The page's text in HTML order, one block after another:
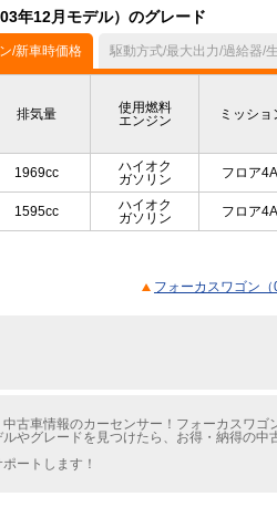
年12月モデル）のグレード
/新車時価格 駆動方式/最大出力/過給器/
排気量
使用燃料
エンジン
ミッショ
1969cc
ハイオク
ガソリン
フロア
1595cc
ハイオク
ガソリン
フロア
フォーカスワゴン
古車情報のカーセンサー！フォーカスワゴ
やグレードを見つけたら、お得・納得の
ートします！